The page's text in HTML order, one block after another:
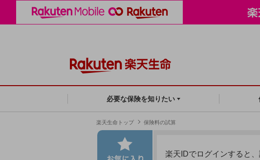
必要な保険を知りたい
楽天生命トップ 保険料の試算
楽天IDでログインすると